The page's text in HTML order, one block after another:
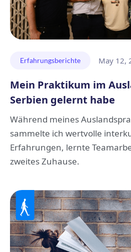
Erfahrungsberichte May 12,
Mein Praktikum im
Serbien gelernt habe
Während meines
sammelte ich wertvolle
Erfahrungen, lernte
zweites Zuhause.